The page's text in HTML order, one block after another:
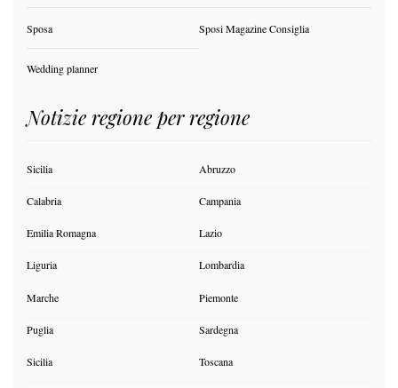
Sposa Sposi Magazine Consiglia
Wedding planner
Notizie regione per regione
Sicilia Abruzzo
Calabria Campania
Emilia Romagna Lazio
Liguria Lombardia
Marche Piemonte
Puglia Sardegna
Sicilia Toscana